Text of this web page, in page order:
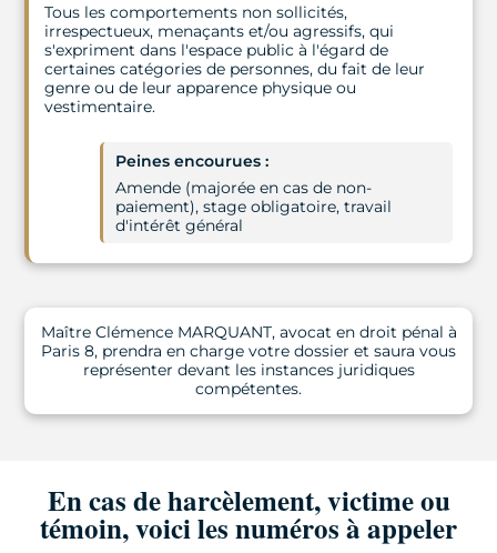
Tous les comportements non sollicités,
irrespectueux, menaçants et/ou agressifs, qui
s'expriment dans l'espace public à l'égard de
certaines catégories de personnes, du fait de leur
genre ou de leur apparence physique ou
vestimentaire.
Peines encourues :
Amende (majorée en cas de non-
paiement), stage obligatoire, travail
d'intérêt général
Maître Clémence MARQUANT, avocat en droit pénal à
Paris 8, prendra en charge votre dossier et saura vous
représenter devant les instances juridiques
compétentes.
En cas de harcèlement, victime ou
témoin, voici les numéros à appeler